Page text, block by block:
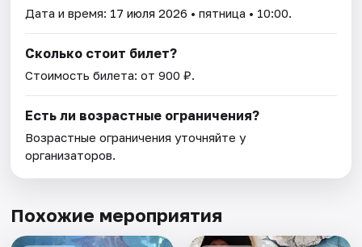
Дата и время: 17 июля 2026 • пятница • 10:00.
Сколько стоит билет?
Стоимость билета: от 900 ₽.
Есть ли возрастные ограничения?
Возрастные ограничения уточняйте у
организаторов.
Похожие мероприятия